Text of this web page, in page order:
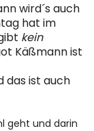
wird´s auch
hat im
kein
Käßmann ist
das ist auch
geht und darin